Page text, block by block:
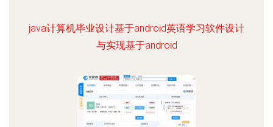
java计算机毕业设计基于android英语学习软件设计
与实现基于android